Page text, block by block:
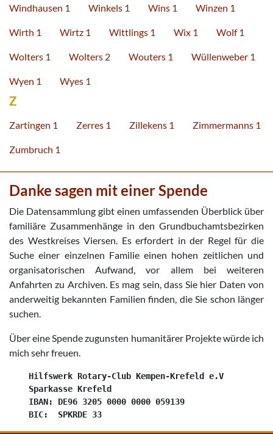
Windhausen 1 Winkels 1 Wins 1 Winzen 1
Wirth 1 Wirtz 1 Wittlings 1 Wix 1 Wolf 1
Wolters 1 Wolters 2 Wouters 1 Wüllenweber 1
Wyen 1 Wyes 1
Z
Zartingen 1 Zerres 1 Zillekens 1 Zimmermanns 1
Zumbruch 1
Danke sagen mit einer Spende
Die Datensammlung gibt einen umfassenden Überblick über
familiäre Zusammenhänge in den Grundbuchamtsbezirken
des Westkreises Viersen. Es erfordert in der Regel für die
Suche einer einzelnen Familie einen hohen zeitlichen und
organisatorischen Aufwand, vor allem bei weiteren
Anfahrten zu Archiven. Es mag sein, dass Sie hier Daten von
anderweitig bekannten Familien finden, die Sie schon länger
suchen.
Über eine Spende zugunsten humanitärer Projekte würde ich
mich sehr freuen.
    Hilfswerk Rotary-Club Kempen-Krefeld e.V
    Sparkasse Krefeld
    IBAN: DE96 3205 0000 0000 059139